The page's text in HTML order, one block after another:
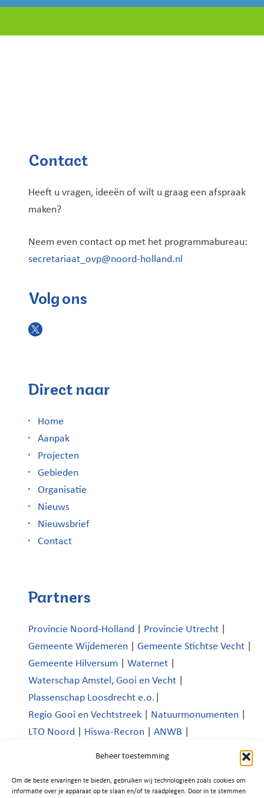
Beheer toestemming
Om de beste ervaringen te bieden, gebruiken wij technologieën zoals cookies om
informatie over je apparaat op te slaan en/of te raadplegen. Door in te stemmen
Contact
Heeft u vragen, ideeën of wilt u graag een afspraak
maken?
Neem even contact op met het programmabureau:
secretariaat_ovp@noord-holland.nl
Volg ons
Direct naar
Home
Aanpak
Projecten
Gebieden
Organisatie
Nieuws
Nieuwsbrief
Contact
Partners
Provincie Noord-Holland Provincie Utrecht
Gemeente Wijdemeren
Gemeente Stichtse Vecht
Gemeente Hilversum
Waternet
Waterschap Amstel, Gooi en Vecht
Plassenschap Loosdrecht e.o.
Regio Gooi en Vechtstreek
Natuurmonumenten
LTO Noord
Hiswa-Recron ANWB
Platform Recreatie en Toerisme Wijdemeren|